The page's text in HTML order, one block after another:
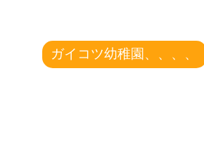
ガイコツ幼稚園、、、、